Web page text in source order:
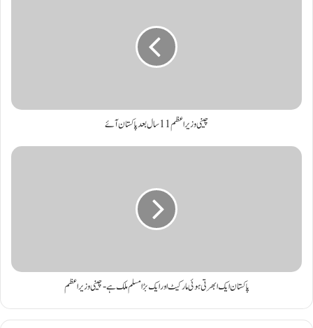
چینی وزیراعظم 11 سال بعد پاکستان آئے
پاکستان ایک ابھرتی ہوئی مارکیٹ اور ایک بڑا مسلم ملک ہے- چینی وزیر اعظم